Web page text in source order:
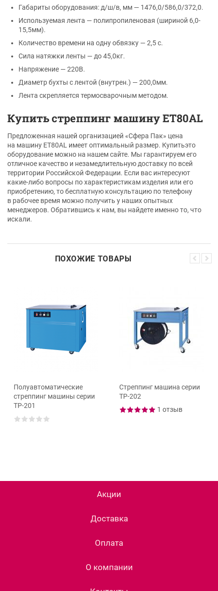
Габариты оборудования: д/ш/в, мм — 1476,0/586,0/372,0.
Используемая лента — полипропиленовая (шириной 6,0-
15,5мм).
Количество времени на одну обвязку — 2,5 с.
Сила натяжки ленты — до 45,0кг.
Напряжение — 220В.
Диаметр бухты с лентой (внутрен.) — 200,0мм.
Лента скрепляется термосварочным методом.
Купить cтреппинг машину ET80AL
Предложенная нашей организацией «Сфера Пак» цена
на машину ET80AL имеет оптимальный размер. Купитьэто
оборудование можно на нашем сайте. Мы гарантируем его
отличное качество и незамедлительную доставку по всей
территории Российской Федерации. Если вас интересуют
какие-либо вопросы по характеристикам изделия или его
приобретению, то бесплатную консультацию по телефону
в рабочее время можно получить у наших опытных
менеджеров. Обратившись к нам, вы найдете именно то, что
искали.
ПОХОЖИЕ ТОВАРЫ
Полуавтоматические
стреппинг машины серии
ТР-201
Стреппинг машина серии
ТР-202
1 отзыв
Акции
Доставка
Оплата
О компании